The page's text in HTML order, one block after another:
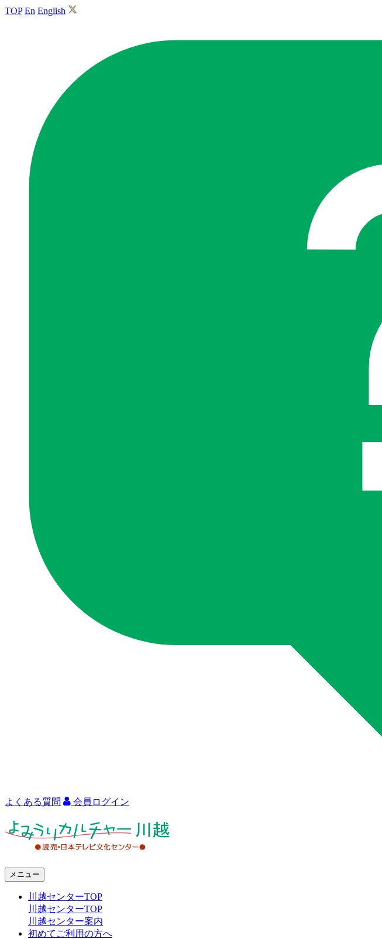
TOP En English
よくある質問 会員ログイン
メニュー
川越センターTOP
川越センターTOP
川越センター案内
初めてご利用の方へ